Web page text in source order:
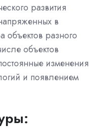
развития
в
объектов разного
объектов
изменения
и появлением